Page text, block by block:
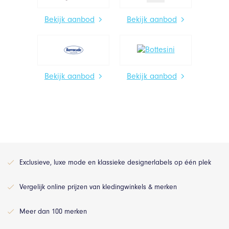
Bekijk aanbod Bekijk aanbod
Bekijk aanbod Bekijk aanbod
Exclusieve, luxe mode en klassieke designerlabels op één plek
Vergelijk online prijzen van kledingwinkels & merken
Meer dan 100 merken